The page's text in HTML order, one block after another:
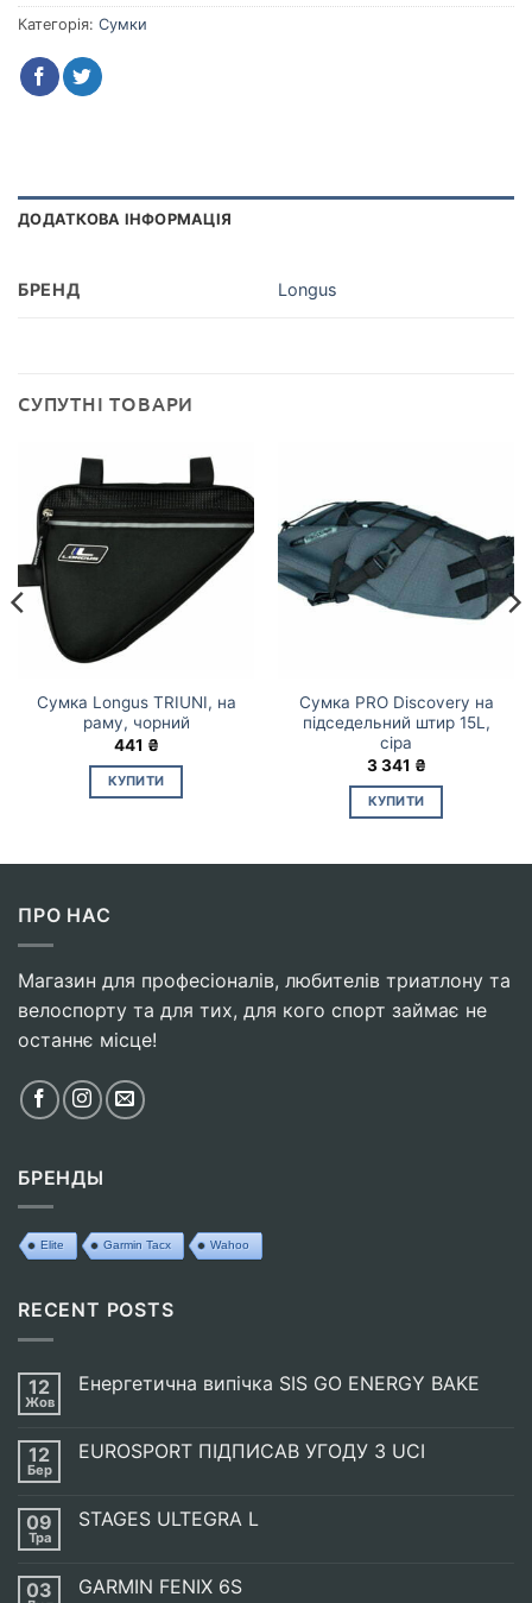
Категорія: Сумки
ДОДАТКОВА ІНФОРМАЦІЯ
БРЕНД Longus
СУПУТНІ ТОВАРИ
Сумка Longus TRIUNI, на
раму, чорний
441 ₴
КУПИТИ
Сумка PRO Discovery на
підседельний штир 15L,
сіра
3 341 ₴
КУПИТИ
ПРО НАС
Магазин для професіоналів, любителів триатлону та
велоспорту та для тих, для кого спорт займає не
останнє місце!
БРЕНДЫ
Elite Garmin Tacx Wahoo
RECENT POSTS
12
Жов
Енергетична випічка SIS GO ENERGY BAKE
Енергетична
ENERGY
BAKE
12
Бер
EUROSPORT ПІДПИСАВ УГОДУ З UCI
EUROSPORT
UCI
09
Тра
STAGES ULTEGRA L
STAGES
03 GARMIN FENIX 6S